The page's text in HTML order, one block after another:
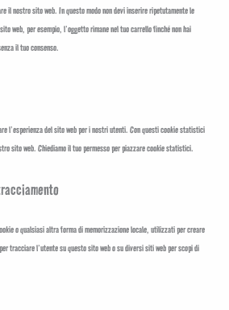
il nostro sito web. In questo modo non devi inserire ripetutamente le
web, per esempio, l’oggetto rimane nel tuo carrello finché non hai
il tuo consenso.
l’esperienza del sito web per i nostri utenti. Con questi cookie statistici
sito web. Chiediamo il tuo permesso per piazzare cookie statistici.
o qualsiasi altra forma di memorizzazione locale, utilizzati per creare
tracciare l’utente su questo sito web o su diversi siti web per scopi di